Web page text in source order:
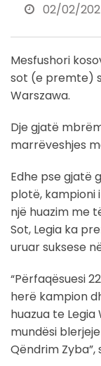
02/02/
Mesfushori
sot (e premte)
Warszawa.
Dje gjatë
marrëveshjes
Edhe pse gjatë
plotë, kampioni
një huazim me
Sot, Legia ka
uruar suksese
“Përfaqësuesi
herë kampion
huazua te
mundësi
Qëndrim